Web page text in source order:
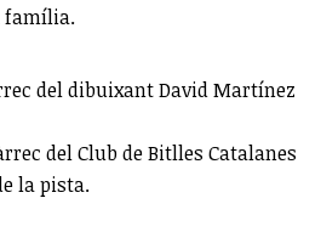
família.
del dibuixant David Martínez
del Club de Bitlles Catalanes
la pista.